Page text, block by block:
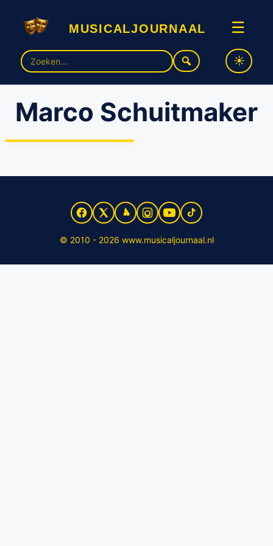
musicaljournaal ☰
Zoek
naar:
Marco Schuitmaker
Dit zijn de deelnemers van
het tweede seizoen ‘Stars
© 2010 - 2026 www.musicaljournaal.nl